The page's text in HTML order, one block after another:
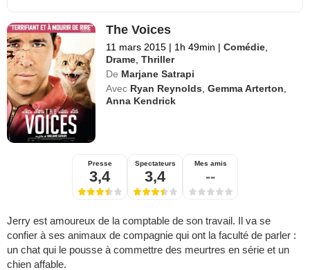
The Voices
11 mars 2015 | 1h 49min | Comédie
Drame ,Thriller
De Marjane Satrapi
Avec Ryan Reynolds ,Gemma Arterton
Anna Kendrick
Presse
3,4
Spectateurs
3,4
Mes amis
--
Jerry est amoureux de la comptable de son travail. Il va se
confier à ses animaux de compagnie qui ont la faculté de parler :
un chat qui le pousse à commettre des meurtres en série et un
chien affable.